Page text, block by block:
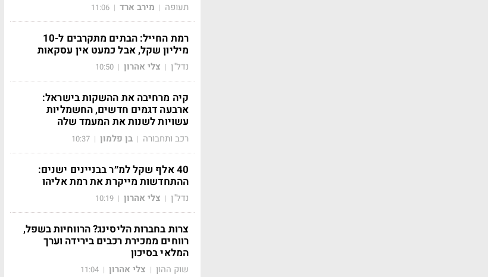
תעופה | מירב ארד |
11:06
רמת החייל: הבתים מתקרבים ל-10
מיליון שקל, אבל כמעט אין עסקאות
נדל"ן | צלי אהרון |
10:50
קיה מרחיבה את ההשקות בישראל:
ארבעה דגמים חדשים, החשמליות
עשויות לשנות את המעמד שלה
רכב ותחבורה | בן פלמון |
10:37
40 אלף שקל למ״ר בבניינים ישנים:
ההתחדשות מייקרת את רמת אליהו
נדל"ן | צלי אהרון |
10:19
צרות בחברות הליסינג? הרווחיות בשפל,
רווחים ממכירת רכבים בירידה וערך
המלאי בסיכון
שוק ההון | צלי אהרון |
11:04